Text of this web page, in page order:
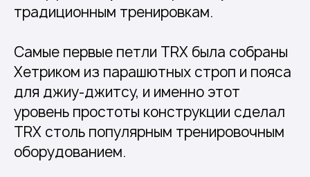
традиционным тренировкам.
Самые первые петли TRX была собраны
Хетриком из парашютных строп и пояса
для джиу-джитсу, и именно этот
уровень простоты конструкции сделал
TRX столь популярным тренировочным
оборудованием.